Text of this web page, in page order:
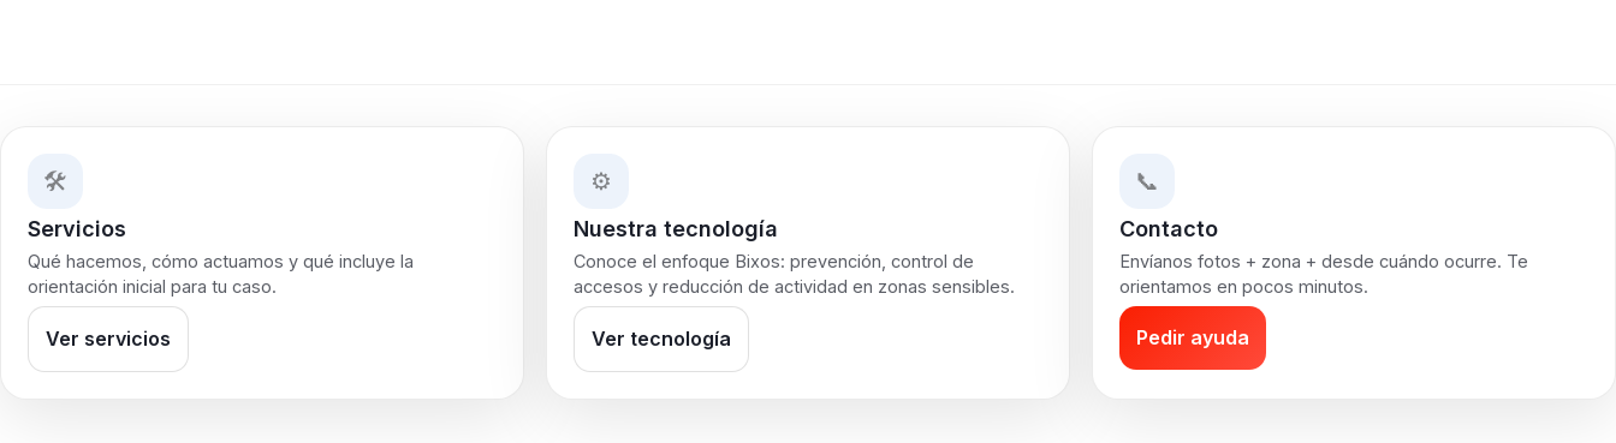
🛠️
Servicios
Qué hacemos, cómo actuamos y qué incluye la
orientación inicial para tu caso.
Ver servicios
⚙️
Nuestra tecnología
Conoce el enfoque Bixos: prevención, control de
accesos y reducción de actividad en zonas sensibles.
Ver tecnología
📞
Contacto
Envíanos fotos + zona + desde cuándo ocurre. Te
orientamos en pocos minutos.
Pedir ayuda